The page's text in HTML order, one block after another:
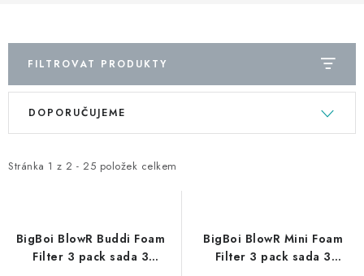
PŘÍSLUŠENSTVÍ
DÁRKOVÉ SADY A POUKAZY
NAŠE SLUŽBY
PRODÁVANÉ ZNAČKY
FILTROVAT PRODUKTY
V
i
Stránka 1 z 2 - 25 položek celkem
Ř
e
p
DOPORUČUJEME
BigBoi BlowR Buddi Foam
Filter 3 pack sada 3
BigBoi BlowR Mini Foam
Filter 3 pack sada 3